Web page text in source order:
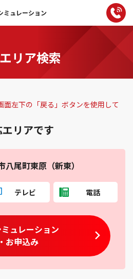
ミュレーション
リア検索
面左下の「戻る」ボタンを使用して
リアです
八尾町東原（新東）
テレビ 電話
ュレーション
・お申込み